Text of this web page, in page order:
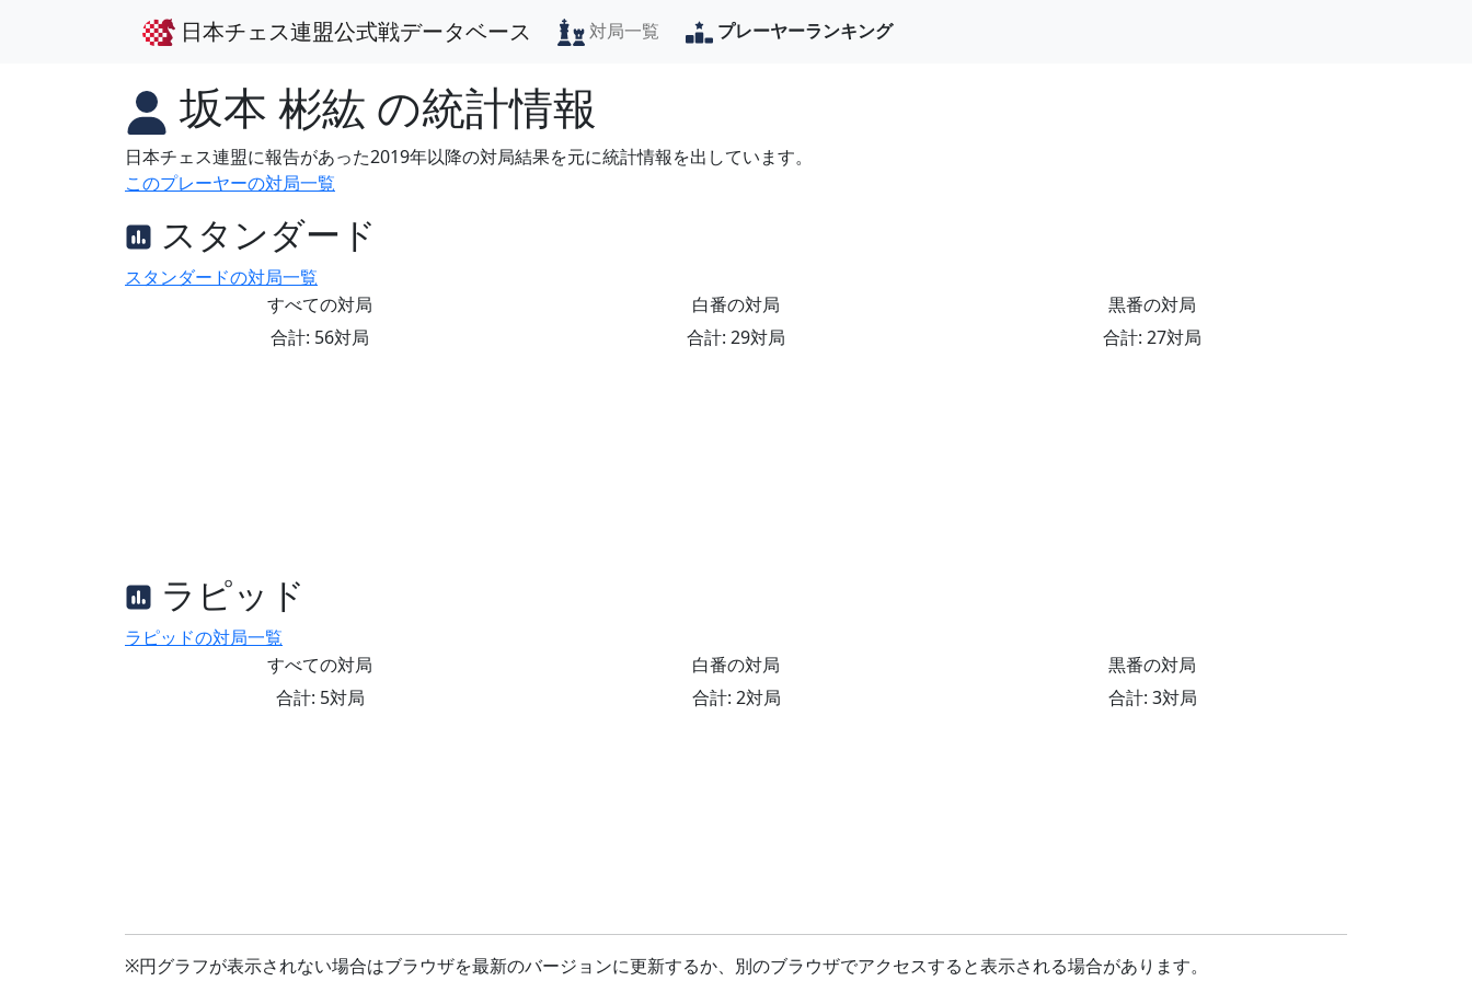
日本チェス連盟公式戦データベース 対局一覧 プレーヤーランキング
坂本 彬紘 の統計情報
日本チェス連盟に報告があった2019年以降の対局結果を元に統計情報を出しています。
このプレーヤーの対局一覧
スタンダード
スタンダードの対局一覧
すべての対局
合計: 56対局
白番の対局
合計: 29対局
黒番の対局
合計: 27対局
ラピッド
ラピッドの対局一覧
すべての対局
合計: 5対局
白番の対局
合計: 2対局
黒番の対局
合計: 3対局
※円グラフが表示されない場合はブラウザを最新のバージョンに更新するか、別のブラウザでアクセスすると表示される場合があります。